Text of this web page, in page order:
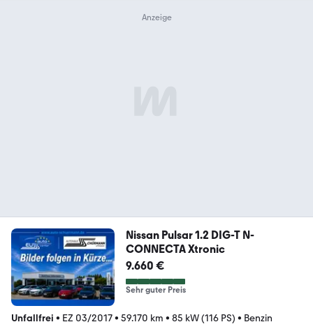
Nissan Pulsar 1.2 DIG-T N-
CONNECTA Xtronic
9.660 €
Sehr guter Preis
Unfallfrei • EZ 03/2017• 59.170 km • 85 kW (116 PS) • Benzin